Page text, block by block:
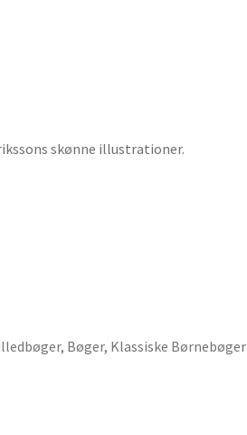
skønne illustrationer.
, Bøger, Klassiske Børnebøger